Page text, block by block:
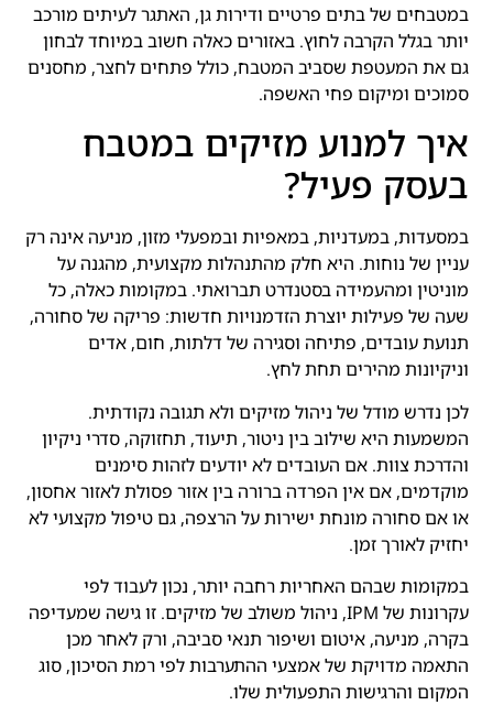
במטבחים של בתים פרטיים ודירות גן, האתגר לעיתים מורכב
יותר בגלל הקרבה לחוץ. באזורים כאלה חשוב במיוחד לבחון
גם את המעטפת שסביב המטבח, כולל פתחים לחצר, מחסנים
סמוכים ומיקום פחי האשפה.
איך למנוע מזיקים במטבח
בעסק פעיל?
במסעדות, במעדניות, במאפיות ובמפעלי מזון, מניעה אינה רק
עניין של נוחות. היא חלק מהתנהלות מקצועית, מהגנה על
מוניטין ומהעמידה בסטנדרט תברואתי. במקומות כאלה, כל
שעה של פעילות יוצרת הזדמנויות חדשות: פריקה של סחורה,
תנועת עובדים, פתיחה וסגירה של דלתות, חום, אדים
וניקיונות מהירים תחת לחץ.
לכן נדרש מודל של ניהול מזיקים ולא תגובה נקודתית.
המשמעות היא שילוב בין ניטור, תיעוד, תחזוקה, סדרי ניקיון
והדרכת צוות. אם העובדים לא יודעים לזהות סימנים
מוקדמים, אם אין הפרדה ברורה בין אזור פסולת לאזור אחסון,
או אם סחורה מונחת ישירות על הרצפה, גם טיפול מקצועי לא
יחזיק לאורך זמן.
במקומות שבהם האחריות רחבה יותר, נכון לעבוד לפי
עקרונות של IPM, ניהול משולב של מזיקים. זו גישה שמעדיפה
בקרה, מניעה, איטום ושיפור תנאי סביבה, ורק לאחר מכן
התאמה מדויקת של אמצעי ההתערבות לפי רמת הסיכון, סוג
המקום והרגישות התפעולית שלו.